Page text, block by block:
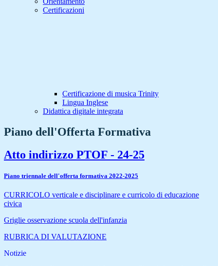
Certificazioni
Certificazione di musica Trinity
Lingua Inglese
Didattica digitale integrata
Piano dell'Offerta Formativa
Atto indirizzo PTOF - 24-25
Piano triennale dell'offerta formativa 2022-2025
CURRICOLO verticale e disciplinare e curricolo di educazione
civica
Griglie osservazione scuola dell'infanzia
RUBRICA DI VALUTAZIONE
Notizie